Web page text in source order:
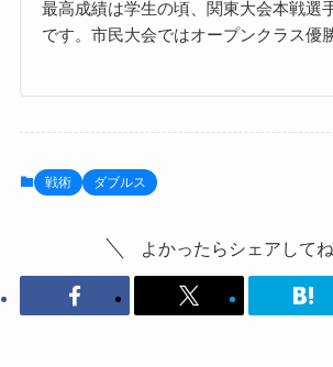
最高成績は学生の頃、関東大会本戦選
です。市民大会ではオープンクラス優
戦術 ダブルス
よかったらシェアしてね